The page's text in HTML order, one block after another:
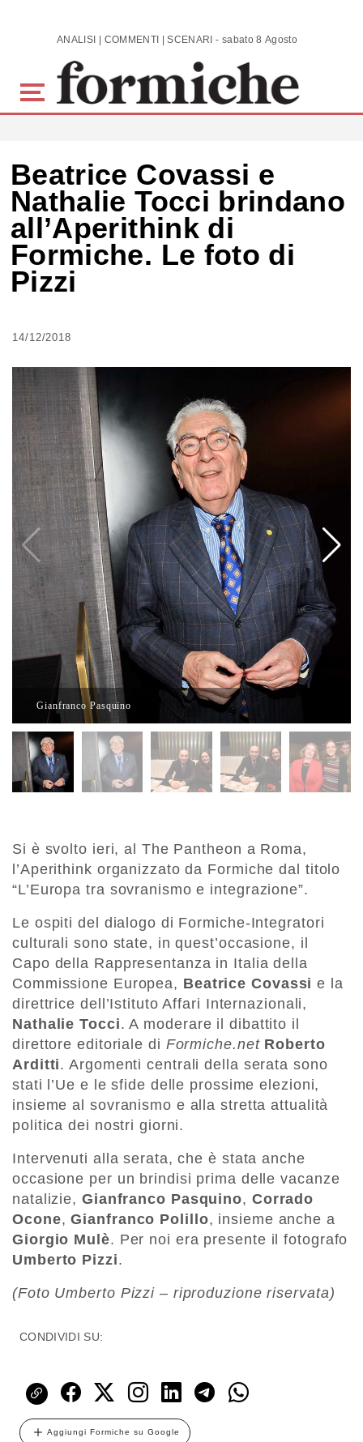
Skip to main content ANALISI | COMMENTI | SCENARI - sabato 8 Agosto 2026
Beatrice Covassi e
Nathalie Tocci brindano
all’Aperithink di
Formiche. Le foto di
Pizzi
14/12/2018
Gianfranco Pasquino
Si è svolto ieri, al The Pantheon a Roma,
l’Aperithink organizzato da Formiche dal titolo
“L’Europa tra sovranismo e integrazione”.
Le ospiti del dialogo di Formiche-Integratori
culturali sono state, in quest’occasione, il
Capo della Rappresentanza in Italia della
Commissione Europea, Beatrice Covassi e la
direttrice dell’Istituto Affari Internazionali,
Nathalie Tocci. A moderare il dibattito il
direttore editoriale di Formiche.net Roberto
Arditti. Argomenti centrali della serata sono
stati l’Ue e le sfide delle prossime elezioni,
insieme al sovranismo e alla stretta attualità
politica dei nostri giorni.
Intervenuti alla serata, che è stata anche
occasione per un brindisi prima delle vacanze
natalizie, Gianfranco Pasquino, Corrado
Ocone,Gianfranco Polillo, insieme anche a
Giorgio Mulè. Per noi era presente il fotografo
Umberto Pizzi.
(Foto Umberto Pizzi – riproduzione riservata)
CONDIVIDI SU:
Aggiungi Formiche su Google